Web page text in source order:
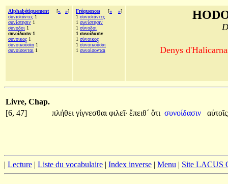
Alphabétiquement [« »]
συνιστάντες 1
συνίστησιν 1
σύνοδοι 1
συνοίδασιν 1
σύνοικος 1
συνοικοῦσαι 1
συνοίσονται 1
Fréquences [« »]
1 συνιστάντες
1 συνίστησιν
1 σύνοδοι
1 συνοίδασιν
1 σύνοικος
1 συνοικοῦσαι
1 συνοίσονται Denys
Livre, Chap.
[6, 47]
πλήθει γίγνεσθαι φιλεῖ· ἔπειθ´ ὅτι συνοίδασιν
| Lecture | Liste du vocabulaire | Index inverse | Menu | Site LACUS